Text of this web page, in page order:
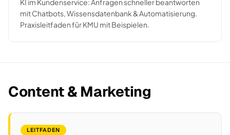
KI im Kundenservice: Anfragen schneller beantworten
mit Chatbots, Wissensdatenbank & Automatisierung.
Praxisleitfaden für KMU mit Beispielen.
Content & Marketing
LEITFADEN